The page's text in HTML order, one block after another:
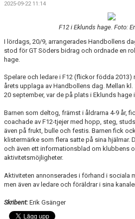
EKEN CUP
2025-09-22 11:14
F12 i Eklunds hage. Foto:
I lördags, 20/9, arrangerades Handbollens
stod för GT Söders bidrag och ordnade en
hage.
Spelare och ledare i F12 (flickor födda 2013)
årets upplaga av Handbollens dag. Mellan kl.
20 september, var de på plats i Eklunds hage
Barnen som deltog, främst i åldrarna 4-9 år,
coachade av F12-tjejer med hopp, steg,
även på frukt, bulle och festis. Barnen fick
klistermärke som flera satte på sina hjälmar.
och även ett informationsblad om klubbens
aktivitetsmöjligheter.
Aktiviteten annonserades i förhand i sociala
men även av ledare och föräldrar i sina
Skribent: Erik Gsänger